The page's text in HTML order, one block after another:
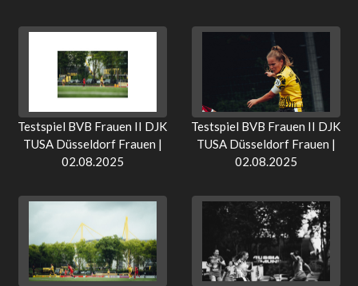
Testspiel BVB Frauen II DJK
TUSA Düsseldorf Frauen |
02.08.2025
Testspiel BVB Frauen II DJK
TUSA Düsseldorf Frauen |
02.08.2025